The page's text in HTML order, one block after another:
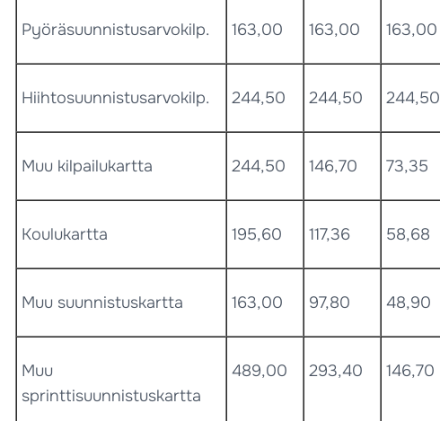
Pyöräsuunnistusarvokilp. 163,00 163,00 163,00
Hiihtosuunnistusarvokilp. 244,50 244,50 244,50
Muu kilpailukartta 244,50 146,70 73,35
Koulukartta 195,60 117,36 58,68
Muu suunnistuskartta 163,00 97,80 48,90
Muu
sprinttisuunnistuskartta
489,00 293,40 146,70